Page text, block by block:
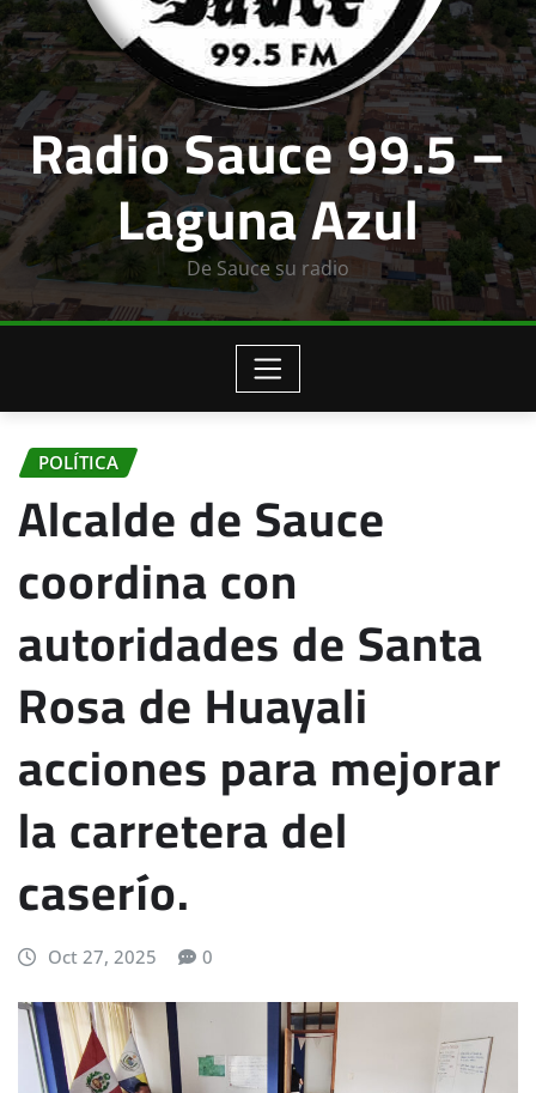
Radio Sauce 99.5 –
Laguna Azul
De Sauce su radio
POLÍTICA
Alcalde de Sauce
coordina con
autoridades de Santa
Rosa de Huayali
acciones para mejorar
la carretera del
caserío.
Oct 27, 2025 0